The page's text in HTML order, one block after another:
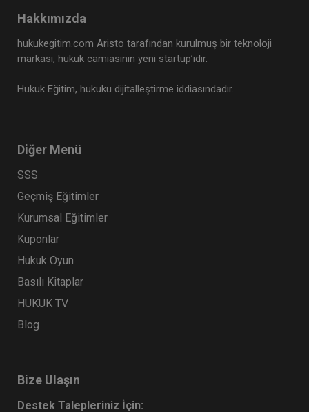
Hakkımızda
hukukegitim.com Aristo tarafından kurulmuş bir teknoloji
markası, hukuk camiasının yeni startup’ıdır.
Hukuk Eğitim, hukuku dijitalleştirme iddiasındadır.
Diğer Menü
SSS
Geçmiş Eğitimler
Kurumsal Eğitimler
Kuponlar
Hukuk Oyun
Basılı Kitaplar
HUKUK TV
Blog
Bize Ulaşın
Destek Talepleriniz İçin: